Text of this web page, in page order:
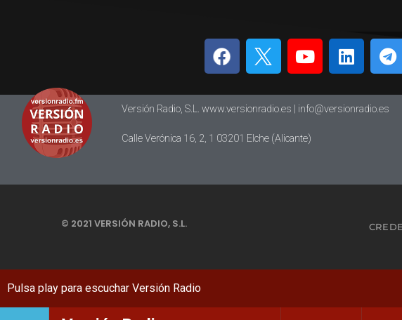
Versión Radio, S.L. www.versionradio.es | info@versionradio.es
Calle Verónica 16, 2, 1 03201 Elche (Alicante)
© 2021 VERSIÓN RADIO, S.L.